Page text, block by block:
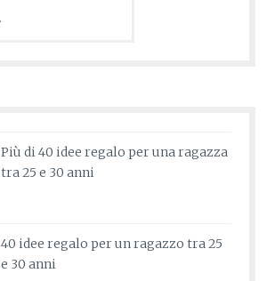
Più di 40 idee regalo per una ragazza
tra 25 e 30 anni
40 idee regalo per un ragazzo tra 25
e 30 anni